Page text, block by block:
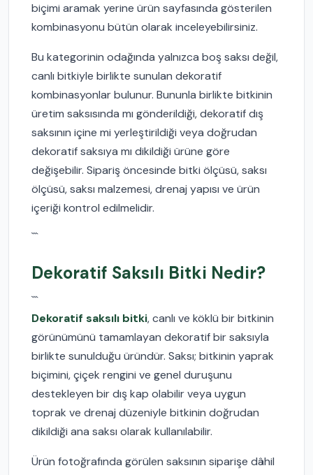
biçimi aramak yerine ürün sayfasında gösterilen
kombinasyonu bütün olarak inceleyebilirsiniz.
Bu kategorinin odağında yalnızca boş saksı değil,
canlı bitkiyle birlikte sunulan dekoratif
kombinasyonlar bulunur. Bununla birlikte bitkinin
üretim saksısında mı gönderildiği, dekoratif dış
saksının içine mi yerleştirildiği veya doğrudan
dekoratif saksıya mı dikildiği ürüne göre
değişebilir. Sipariş öncesinde bitki ölçüsü, saksı
ölçüsü, saksı malzemesi, drenaj yapısı ve ürün
içeriği kontrol edilmelidir.
```
Dekoratif Saksılı Bitki Nedir?
```
Dekoratif saksılı bitki, canlı ve köklü bir bitkinin
görünümünü tamamlayan dekoratif bir saksıyla
birlikte sunulduğu üründür. Saksı; bitkinin yaprak
biçimini, çiçek rengini ve genel duruşunu
destekleyen bir dış kap olabilir veya uygun
toprak ve drenaj düzeniyle bitkinin doğrudan
dikildiği ana saksı olarak kullanılabilir.
Ürün fotoğrafında görülen saksının siparişe dâhil